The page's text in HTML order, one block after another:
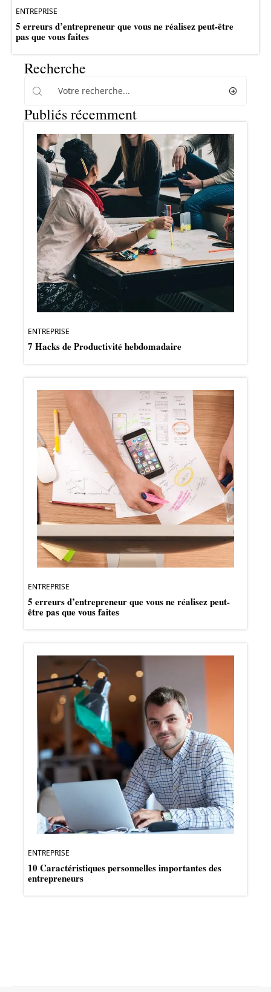
ENTREPRISE
5 erreurs d’entrepreneur que vous ne réalisez peut-être
pas que vous faites
Recherche
Publiés récemment
ENTREPRISE
7 Hacks de Productivité hebdomadaire
ENTREPRISE
5 erreurs d’entrepreneur que vous ne réalisez peut-
être pas que vous faites
ENTREPRISE
10 Caractéristiques personnelles importantes des
entrepreneurs